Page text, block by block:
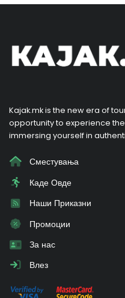
Kajak.mk is the new era of
opportunity to experience
immersing yourself in
Сместувања
Каде Овде
Наши Приказни
Промоции
За нас
Влез